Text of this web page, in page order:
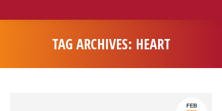
TAG ARCHIVES: HEART
FEB